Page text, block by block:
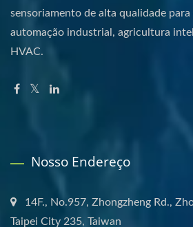
sensoriamento de alta qualidade
automação industrial, agricultura
HVAC.
Nosso Endereço
14F., No.957, Zhongzheng Rd.,
Taipei City 235, Taiwan